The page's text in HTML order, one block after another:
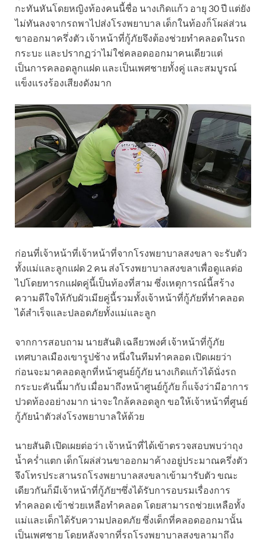
กะทันหันโดยหญิงท้องคนนี้ชื่อ นางเกิดแก้ว อายุ 30 ปี แต่ยัง
ไม่ทันลงจากรถพาไปส่งโรงพยาบาล เด็กในท้องก็โผล่ส่วน
ขาออกมาครึ่งตัว เจ้าหน้าที่กู้ภัยจึงต้องช่วยทำคลอดในรถ
กระบะ และปรากฏว่าไม่ใช่คลอดออกมาคนเดียวแต่
เป็นการคลอดลูกแฝด และเป็นเพศชายทั้งคู่ และสมบูรณ์
แข็งแรงร้องเสียงดังมาก
ก่อนที่เจ้าหน้าที่เจ้าหน้าที่จากโรงพยาบาลสงขลา จะรับตัว
ทั้งแม่และลูกแฝด 2 คน ส่งโรงพยาบาลสงขลาเพื่อดูแลต่อ
ไปโดยทารกแฝดคู่นี้เป็นท้องที่สาม ซึ่งเหตุการณ์นี้สร้าง
ความดีใจให้กับผัวเมียคู่นี้รวมทั้งเจ้าหน้าที่กู้ภัยที่ทำคลอด
ได้สำเร็จและปลอดภัยทั้งแม่และลูก
จากการสอบถาม นายสันติ เฉลียวพงศ์ เจ้าหน้าที่กู้ภัย
เทศบาลเมืองเขารูปช้าง หนึ่งในทีมทำคลอด เปิดเผยว่า
ก่อนจะมาคลอดลูกที่หน้าศูนย์กู้ภัย นางเกิดแก้วได้นั่งรถ
กระบะคันนี้มากับ เมื่อมาถึงหน้าศูนย์กู้ภัย ก็แจ้งว่ามีอาการ
ปวดท้องอย่างมาก น่าจะใกล้คลอดลูก ขอให้เจ้าหน้าที่ศูนย์
กู้ภัยนำตัวส่งโรงพยาบาลให้ด้วย
นายสันติ เปิดเผยต่อว่า เจ้าหน้าที่ได้เข้าตรวจสอบพบว่าถุง
น้ำคร่ำแตก เด็กโผล่ส่วนขาออกมาค้างอยู่ประมาณครึ่งตัว
จึงโทรประสานรถโรงพยาบาลสงขลาเข้ามารับตัว ขณะ
เดียวกันก็มีเจ้าหน้าที่กู้ภัยฯซึ่งได้รับการอบรมเรื่องการ
ทำคลอด เข้าช่วยเหลือทำคลอด โดยสามารถช่วยเหลือทั้ง
แม่และเด็กได้รับความปลอดภัย ซึ่งเด็กที่คลอดออกมานั้น
เป็นเพศชาย โดยหลังจากที่รถโรงพยาบาลสงขลามาถึง